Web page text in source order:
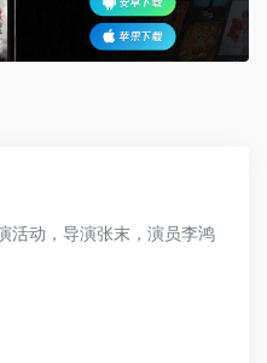
活动，导演张末，演员李鸿